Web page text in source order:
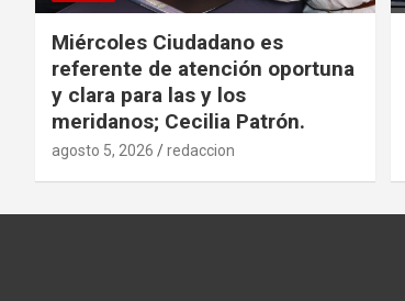
Miércoles Ciudadano es
referente de atención oportuna
y clara para las y los
meridanos; Cecilia Patrón.
agosto 5, 2026 redaccion